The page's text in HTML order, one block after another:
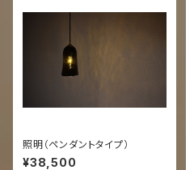
照明（ペンダントタイプ）
¥38,500